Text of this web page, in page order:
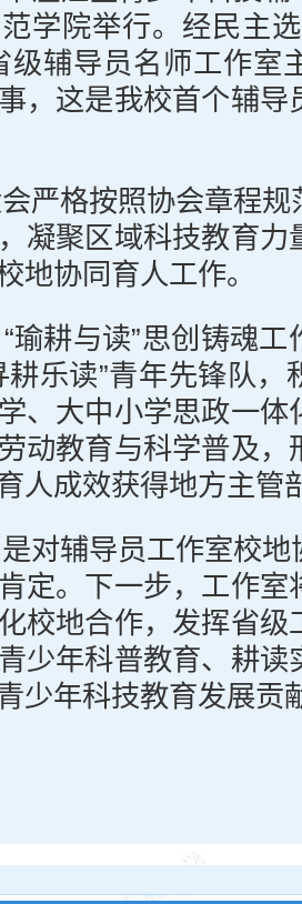
学院举行。经民主
级辅导员名师工作室
，这是我校首个辅导
严格按照协会章程
凝聚区域科技教育力
地协同育人工作。
瑜耕与读”思创铸魂
耕乐读”青年先锋队，
、大中小学思政一体
动教育与科学普及，
人成效获得地方主管
对辅导员工作室校
定。下一步，工作室
校地合作，发挥省级
少年科普教育、耕读
少年科技教育发展贡